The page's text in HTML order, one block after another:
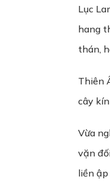
Lục
hang
thán,
Thiên
cây
Vừa
vặn
liền